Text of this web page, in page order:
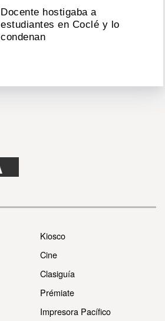
Docente hostigaba a
estudiantes en Coclé y lo
condenan
Kiosco
Cine
Clasiguía
Prémiate
Impresora Pacífico